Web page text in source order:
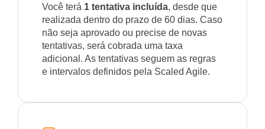
Você terá 1 tentativa incluída, desde que
realizada dentro do prazo de 60 dias. Caso
não seja aprovado ou precise de novas
tentativas, será cobrada uma taxa
adicional. As tentativas seguem as regras
e intervalos definidos pela Scaled Agile.